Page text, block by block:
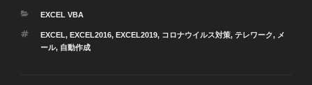
er
b
カ
ゴ
EXCEL VBA
タ
グ
EXCEL, EXCEL2016, EXCEL2019, コロナウイルス対策, テレワーク, メ
ール, 自動作成